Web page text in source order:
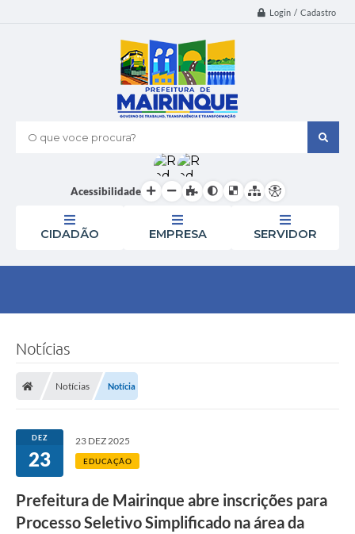
Login / Cadastro
O que voce procura?
Acessibilidade
CIDADÃO EMPRESA SERVIDOR
Notícias
Notícias Notícia
DEZ
23
23 DEZ 2025
EDUCAÇÃO
Prefeitura de Mairinque abre inscrições para
Processo Seletivo Simplificado na área da